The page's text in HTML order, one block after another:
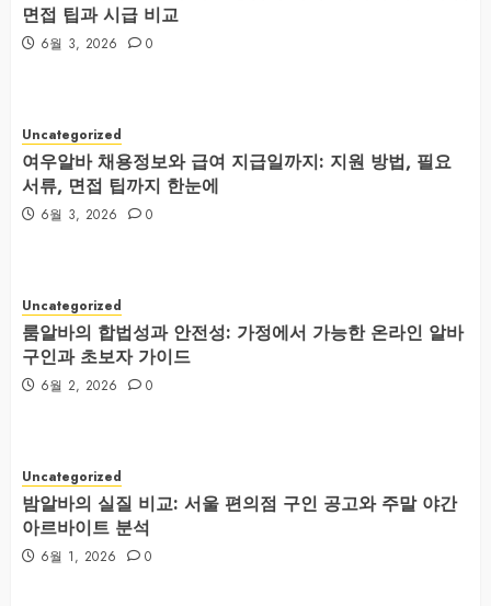
면접 팁과 시급 비교
6월 3, 2026 0
Uncategorized
여우알바 채용정보와 급여 지급일까지: 지원 방법, 필요
서류, 면접 팁까지 한눈에
6월 3, 2026 0
Uncategorized
룸알바의 합법성과 안전성: 가정에서 가능한 온라인 알바
구인과 초보자 가이드
6월 2, 2026 0
Uncategorized
밤알바의 실질 비교: 서울 편의점 구인 공고와 주말 야간
아르바이트 분석
6월 1, 2026 0